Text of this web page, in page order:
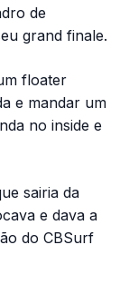
de
grand finale.
floater
e mandar um
no inside e
sairia da
e dava a
do CBSurf